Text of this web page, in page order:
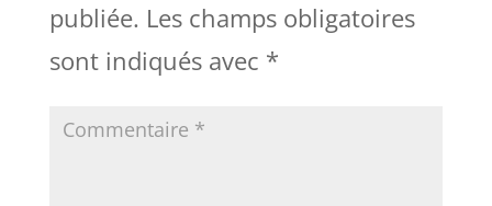
publiée. Les champs obligatoires
sont indiqués avec *